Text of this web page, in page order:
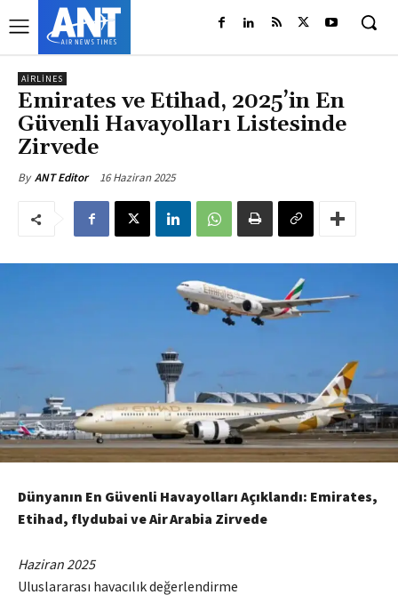
AIRLINES
Emirates ve Etihad, 2025’in En
Güvenli Havayolları Listesinde
Zirvede
By ANT Editor 16 Haziran 2025
Dünyanın En Güvenli Havayolları Açıklandı: Emirates,
Etihad, flydubai ve Air Arabia Zirvede
Haziran 2025
Uluslararası havacılık değerlendirme